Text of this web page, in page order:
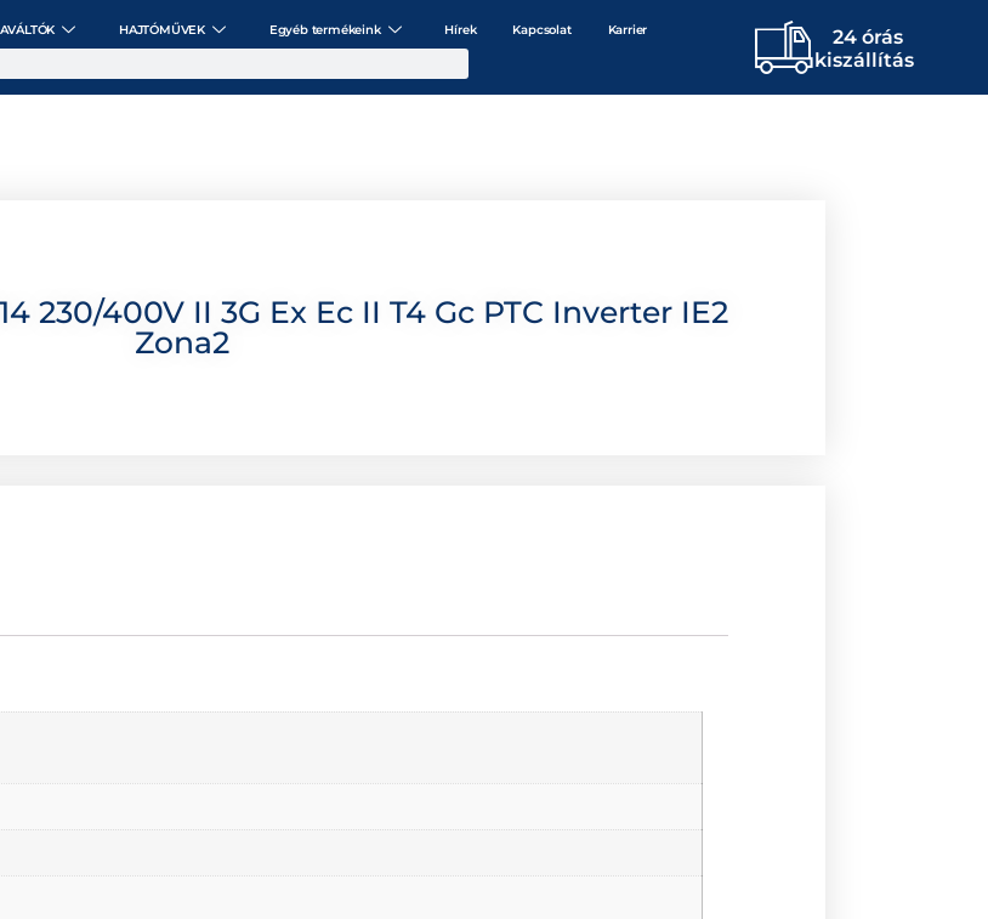
HAJTÓMŰVEK Egyéb termékeink Hírek Kapcsolat Karrier
24 órás
kiszállítás
230/400V II 3G Ex Ec II T4 Gc PTC Inverter IE2
Zona2